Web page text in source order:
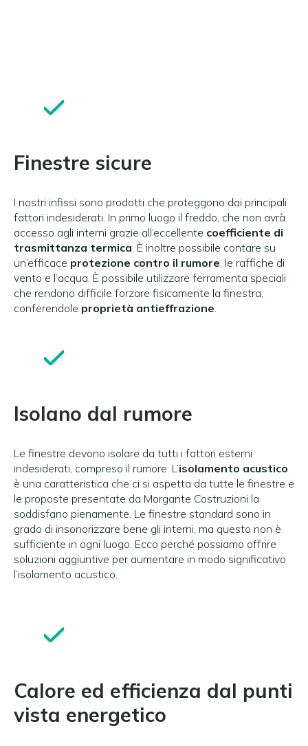
Finestre sicure
I nostri infissi sono prodotti che proteggono dai principali
fattori indesiderati. In primo luogo il freddo, che non avrà
accesso agli interni grazie all’eccellente coefficiente di
trasmittanza termica. È inoltre possibile contare su
un’efficace protezione contro il rumore, le raffiche di
vento e l’acqua. È possibile utilizzare ferramenta speciali
che rendono difficile forzare fisicamente la finestra,
conferendole proprietà antieffrazione.
Isolano dal rumore
Le finestre devono isolare da tutti i fattori esterni
indesiderati, compreso il rumore. L’isolamento acustico
è una caratteristica che ci si aspetta da tutte le finestre e
le proposte presentate da Morgante Costruzioni la
soddisfano pienamente. Le finestre standard sono in
grado di insonorizzare bene gli interni, ma questo non è
sufficiente in ogni luogo. Ecco perché possiamo offrire
soluzioni aggiuntive per aumentare in modo significativo
l’isolamento acustico.
Calore ed efficienza dal punti
vista energetico